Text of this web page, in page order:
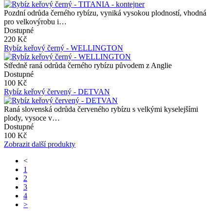
Pozdní odrůda černého rybízu, vyniká vysokou plodností, vhodná
pro velkovýrobu i…
Dostupné
220 Kč
Rybíz keřový černý - WELLINGTON
Středně raná odrůda černého rybízu původem z Anglie
Dostupné
100 Kč
Rybíz keřový červený - DETVAN
Raná slovenská odrůda červeného rybízu s velkými kyselejšími
plody, vysoce v…
Dostupné
100 Kč
Zobrazit další produkty
<
1
2
3
4
>